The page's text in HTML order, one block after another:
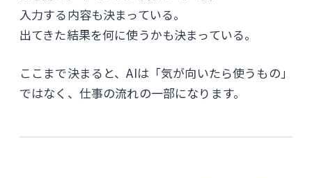
入力する内容も決まっている。
出てきた結果を何に使うかも決まっている。
ここまで決まると、AIは「気が向いたら使うもの」
ではなく、仕事の流れの一部になります。